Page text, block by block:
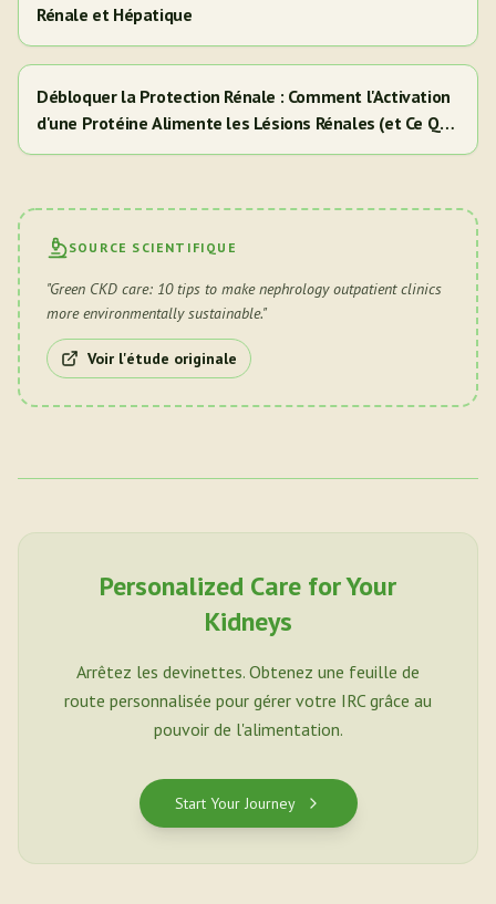
Rénale et Hépatique
Débloquer la Protection Rénale : Comment l'Activation
d'une Protéine Alimente les Lésions Rénales (et Ce Que
Cela Signifie Pour Vous)
SOURCE SCIENTIFIQUE
"Green CKD care: 10 tips to make nephrology outpatient clinics
more environmentally sustainable."
Voir l'étude originale
Personalized Care for Your
Kidneys
Arrêtez les devinettes. Obtenez une feuille de
route personnalisée pour gérer votre IRC grâce au
pouvoir de l'alimentation.
Start Your Journey